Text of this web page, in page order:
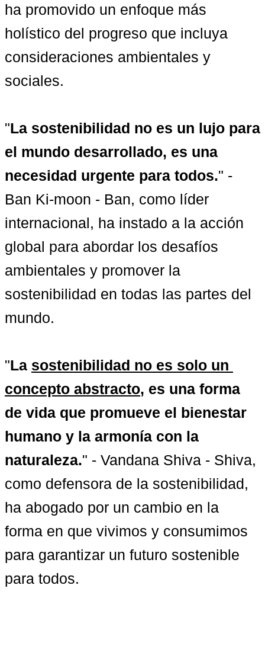
ha promovido un enfoque más
holístico del progreso que incluya
consideraciones ambientales y
sociales.
"La sostenibilidad no es un lujo para
el mundo desarrollado, es una
necesidad urgente para todos." -
Ban Ki-moon - Ban, como líder
internacional, ha instado a la acción
global para abordar los desafíos
ambientales y promover la
sostenibilidad en todas las partes del
mundo.
"La sostenibilidad no es solo un
concepto abstracto, es una forma
de vida que promueve el bienestar
humano y la armonía con la
naturaleza." - Vandana Shiva - Shiva,
como defensora de la sostenibilidad,
ha abogado por un cambio en la
forma en que vivimos y consumimos
para garantizar un futuro sostenible
para todos.